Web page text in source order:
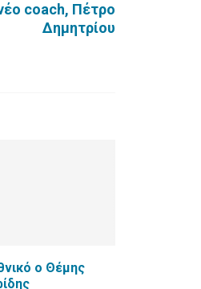
coach, Πέτρο
Δημητρίου
ο Θέμης